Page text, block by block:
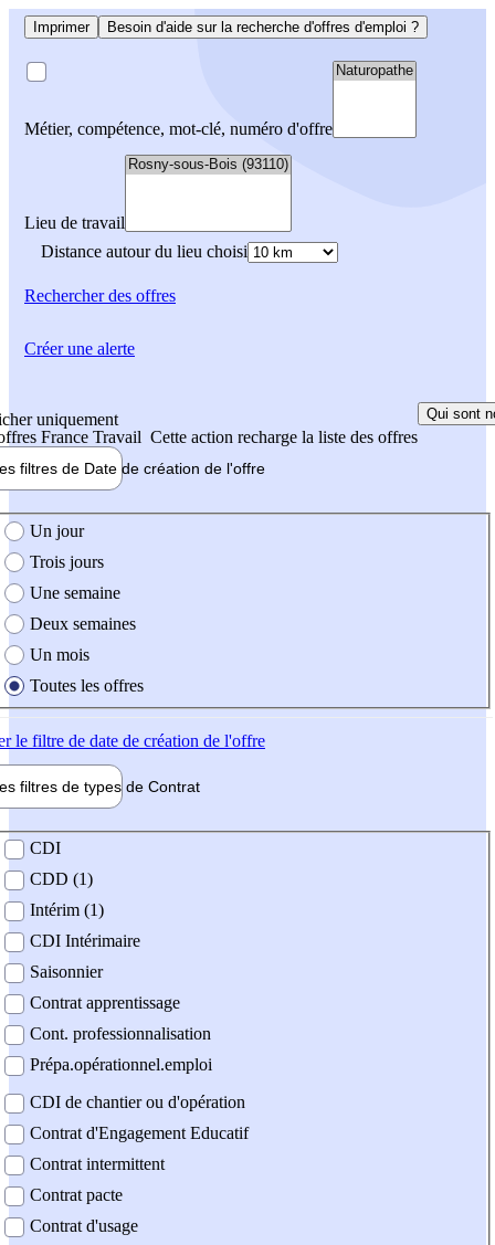
Imprimer Besoin d'aide sur la recherche d'offres d'emploi ?
Métier, compétence, mot-clé, numéro d'offre
Lieu de travail
Distance autour du lieu choisi
Rechercherdes offres
uniquement
France Travail Cette action recharge la liste des offres
Qui sont
filtres de Date de création de l'offre
création de l'offre
Un jour
Trois jours
Une semaine
Deux semaines
Un mois
Toutes les offres
le filtre de date de création de l'offre
filtres de types de Contrat
contrat
CDI
CDD (1)
Intérim (1)
CDI Intérimaire
Saisonnier
Contrat apprentissage
Cont. professionnalisation
Prépa.opérationnel.emploi
CDI de chantier ou d'opération
Contrat d'Engagement Educatif
Contrat intermittent
Contrat pacte
Contrat d'usage
Créer une alerte